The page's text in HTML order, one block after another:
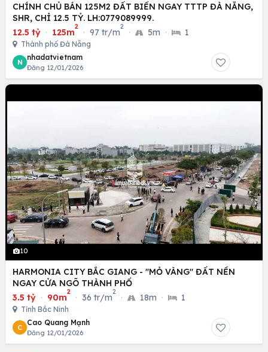
CHÍNH CHỦ BÁN 125M2 ĐẤT BIỂN NGAY TTTP ĐÀ NẴNG,
SHR, CHỈ 12.5 TỶ. LH:0779089999.
12.5 tỷ · 125m
2
· 97 tr/m
2
· 5m · 1
Thành phố Đà Nẵng
N
nhadatvietnam
Đăng 12/01/2026
10
HARMONIA CITY BẮC GIANG - "MỎ VÀNG" ĐẤT NỀN
NGAY CỬA NGÕ THÀNH PHỐ
3.5 tỷ · 90m
2
· 36 tr/m
2
· 18m · 1
Tỉnh Bắc Ninh
C
Cao Quang Mạnh
Đăng 12/01/2026